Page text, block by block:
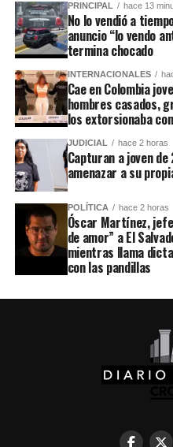
PRINCIPAL hace 13
No lo vendió a
anuncio “lo vendo
termina chocado
INTERNACIONALES
Cae en Colombia
hombres casados,
los extorsionaba
JUDICIAL hace 2 horas
Capturan a joven
amenazar a su
POLÍTICA hace 2 horas
Óscar Martínez,
de amor” a El
mientras llama
con las pandillas